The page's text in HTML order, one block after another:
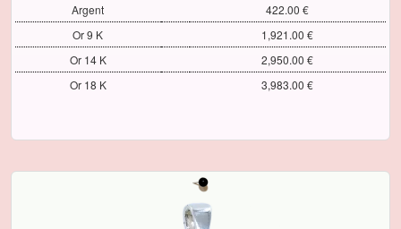
Argent
422.00 €
Or 9 K
1,921.00 €
Or 14 K
2,950.00 €
Or 18 K
3,983.00 €